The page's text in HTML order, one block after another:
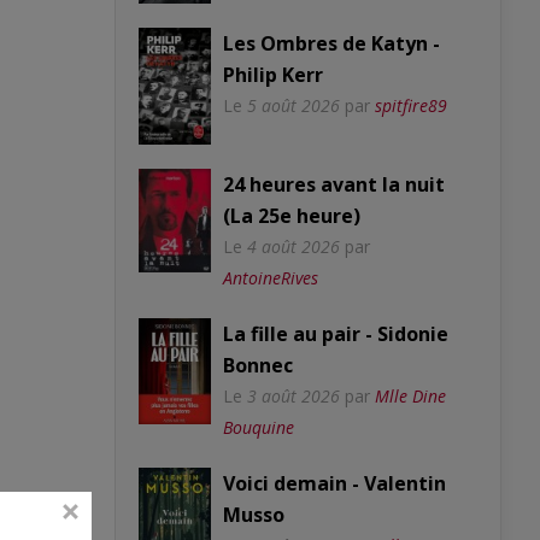
Les Ombres de Katyn -
Philip Kerr
Le 5 août 2026 par spitfire89
24 heures avant la nuit
(La 25e heure)
Le 4 août 2026 par
AntoineRives
La fille au pair - Sidonie
Bonnec
Le 3 août 2026 par Mlle Dine
Bouquine
Voici demain - Valentin
Musso